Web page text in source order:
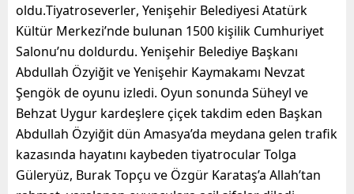
oldu.Tiyatroseverler, Yenişehir Belediyesi Atatürk
Kültür Merkezi’nde bulunan 1500 kişilik Cumhuriyet
Salonu’nu doldurdu. Yenişehir Belediye Başkanı
Abdullah Özyiğit ve Yenişehir Kaymakamı Nevzat
Şengökde oyunu izledi. Oyun sonunda Süheyl ve
Behzat Uygur kardeşlere çiçek takdim eden Başkan
Abdullah Özyiğit dün Amasya’da meydana gelen trafik
kazasında hayatını kaybeden tiyatrocular Tolga
Güleryüz, Burak Topçu ve Özgür Karataş’a Allah’tan